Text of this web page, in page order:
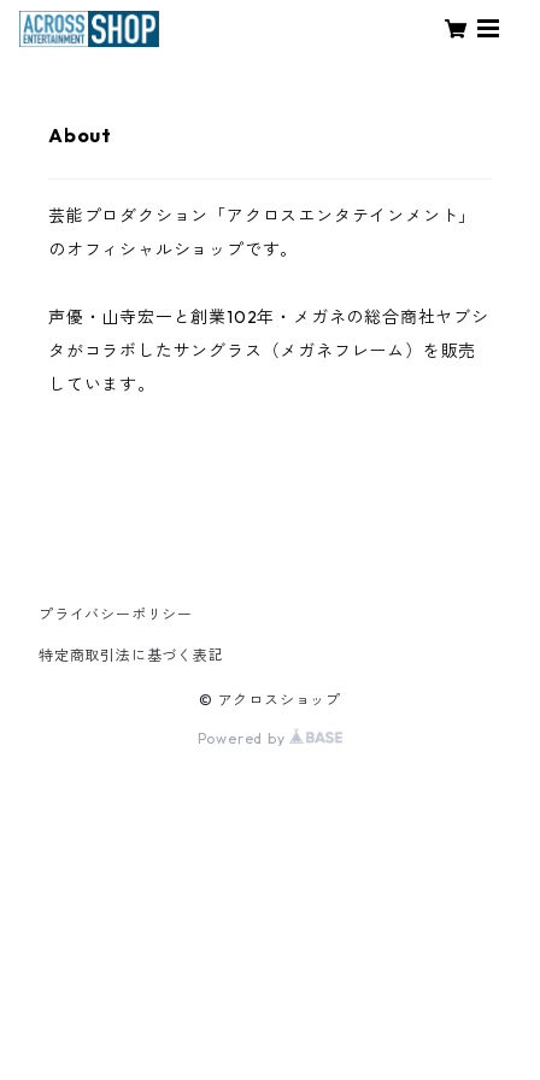
About
芸能プロダクション「アクロスエンタテインメント」
のオフィシャルショップです。
声優・山寺宏一と創業102年・メガネの総合商社ヤブシ
タがコラボしたサングラス（メガネフレーム）を販売
しています。
プライバシーポリシー
特定商取引法に基づく表記
© アクロスショップ
Powered by